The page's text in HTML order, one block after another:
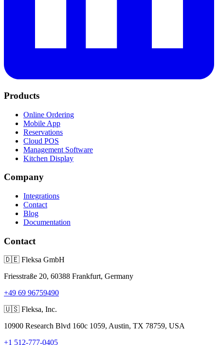
Products
Online Ordering
Mobile App
Reservations
Cloud POS
Management Software
Kitchen Display
Company
Integrations
Contact
Blog
Documentation
Contact
🇩🇪 Fleksa GmbH
Friesstraße 20, 60388 Frankfurt, Germany
+49 69 96759490
🇺🇸 Fleksa, Inc.
10900 Research Blvd 160c 1059, Austin, TX 78759, USA
+1 512-777-0405